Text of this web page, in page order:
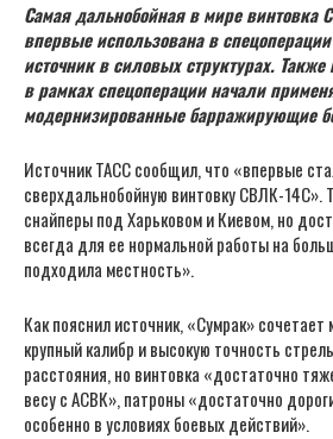
Самая дальнобойная в мире винтовка
впервые использована в
источник в силовых структурах.
в рамках спецоперации начали
модернизированные барражирующие
Источник ТАСС сообщил, что «впервые
сверхдальнобойную винтовку СВЛК-14С».
снайперы под Харьковом и Киевом, но
всегда для ее нормальной работы на
подходила местность».
Как пояснил источник, «Сумрак»
крупный калибр и высокую точность
расстояния, но винтовка «достаточно
весу с АСВК», патроны «достаточно
особенно в условиях боевых действий».